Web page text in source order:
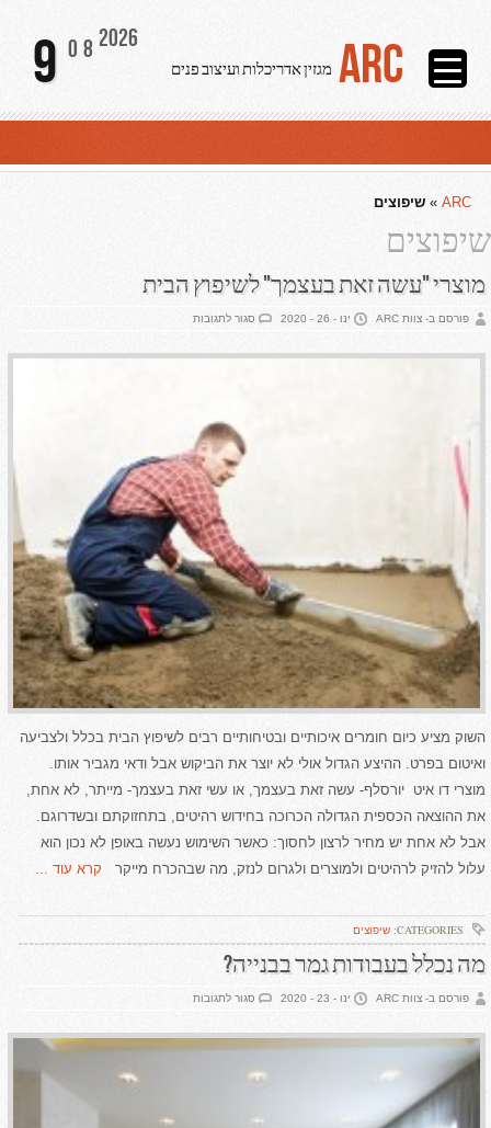
9 082026 ARC מגזין אדריכלות ועיצוב פנים
ARC
» שיפוצים
שיפוצים
מוצרי "עשה זאת בעצמך" לשיפוץ הבית
פורסם ב- צוות ARC ינו - 26 - 2020 סגור לתגובותעל
זאת
השוק מציע כיום חומרים איכותיים ובטיחותיים רבים לשיפוץ הבית בכלל ולצביעה
ואיטום בפרט. ההיצע הגדול אולי לא יוצר את הביקוש אבל ודאי מגביר אותו.
מוצרי דו איט יורסלף- עשה זאת בעצמך, או עשי זאת בעצמך- מייתר, לא אחת,
את ההוצאה הכספית הגדולה הכרוכה בחידוש רהיטים, בתחזוקתם ובשדרוגם.
אבל לא אחת יש מחיר לרצון לחסוך: כאשר השימוש נעשה באופן לא נכון הוא
עלול להזיק לרהיטים ולמוצרים ולגרום לנזק, מה שבהכרח מייקר קרא עוד ...
CATEGORIES: שיפוצים
מה נכלל בעבודות גמר בבנייה?
פורסם ב- צוות ARC ינו - 23 - 2020 סגור לתגובותעל
בעבודות
גמר